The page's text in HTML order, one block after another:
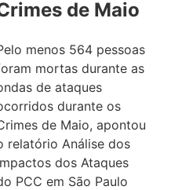
de Maio
menos 564 pessoas
mortas durante as
de ataques
durante os
de Maio, apontou
relatório Análise dos
dos Ataques
PCC em São Paulo